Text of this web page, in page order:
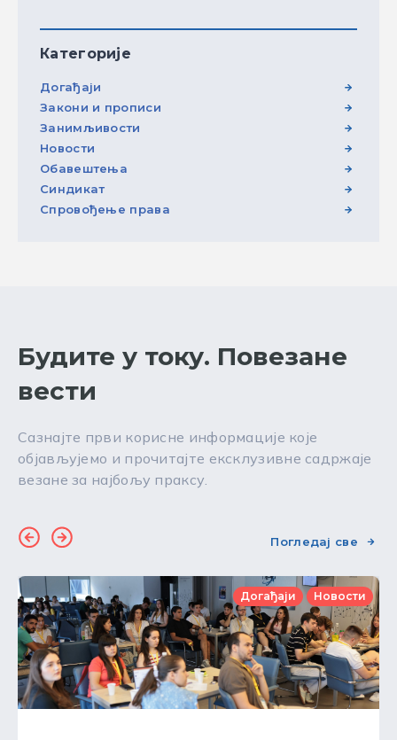
Категорије
Догађаји
Закони и прописи
Занимљивости
Новости
Обавештења
Синдикат
Спровођење права
Будите у току. Повезане
вести
Сазнајте први корисне информације које
објављујемо и прочитајте ексклузивне садржаје
везане за најбољу праксу.
Погледај све
Догађаји Новости